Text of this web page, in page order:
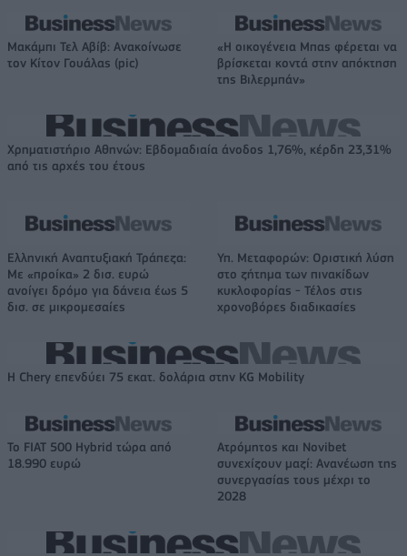
Μακάμπι Τελ Αβίβ: Ανακοίνωσε
τον Κίτον Γουάλας (pic)
«Η οικογένεια Μπας φέρεται να
βρίσκεται κοντά στην απόκτηση
της Βιλερμπάν»
Χρηματιστήριο Αθηνών: Εβδομαδιαία άνοδος 1,76%, κέρδη 23,31%
από τις αρχές του έτους
Ελληνική Αναπτυξιακή Τράπεζα:
Με «προίκα» 2 δισ. ευρώ
ανοίγει δρόμο για δάνεια έως 5
δισ. σε μικρομεσαίες
Υπ. Μεταφορών: Οριστική λύση
στο ζήτημα των πινακίδων
κυκλοφορίας - Τέλος στις
χρονοβόρες διαδικασίες
Η Chery επενδύει 75 εκατ. δολάρια στην KG Mobility
Το FIAT 500 Hybrid τώρα από
18.990 ευρώ
Ατρόμητος και Novibet
συνεχίζουν μαζί: Ανανέωση της
συνεργασίας τους μέχρι το
2028